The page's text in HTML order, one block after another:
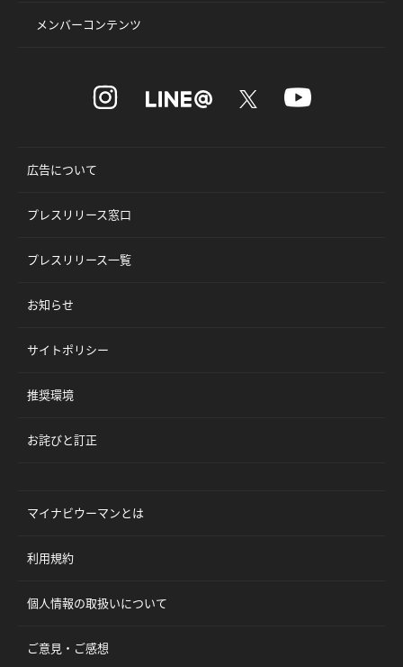
メンバーコンテンツ
広告について
プレスリリース窓口
プレスリリース一覧
お知らせ
サイトポリシー
推奨環境
お詫びと訂正
マイナビウーマンとは
利用規約
個人情報の取扱いについて
ご意見・ご感想